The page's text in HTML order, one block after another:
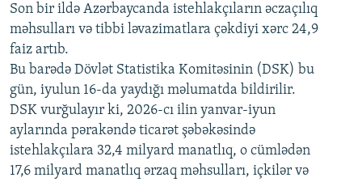
Auto 240p 360p 480p
720p 1080p
360p
480p
720p
1080p
Son bir ildə Azərbaycanda istehlakçıların əczaçılıq
məhsulları və tibbi ləvazimatlara çəkdiyi xərc 24,9
faiz artıb.
Bu barədə Dövlət Statistika Komitəsinin (DSK) bu
gün, iyulun 16-da yaydığı məlumatda bildirilir.
DSK vurğulayır ki, 2026-cı ilin yanvar-iyun
aylarında pərakəndə ticarət şəbəkəsində
istehlakçılara 32,4 milyard manatlıq, o cümlədən
17,6 milyard manatlıq ərzaq məhsulları, içkilər və